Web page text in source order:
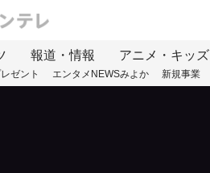
報道・情報 アニメ・キッズ
ゼント エンタメNEWSみよか 新規事業